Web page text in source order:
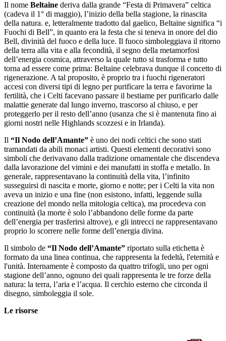
Il nome Beltaine deriva dalla grande “Festa di Primavera” celtica
(cadeva il 1° di maggio), l’inizio della bella stagione, la rinascita
della natura. e, letteralmente tradotto dal gaelico, Beltaine significa “i
Fuochi di Bell”, in quanto era la festa che si teneva in onore del dio
Bell, divinità del fuoco e della luce. Il fuoco simboleggiava il ritorno
della terra alla vita e alla fecondità, il segno della metamorfosi
dell’energia cosmica, attraverso la quale tutto si trasforma e tutto
torna ad essere come prima: Beltaine celebrava dunque il concetto di
rigenerazione. A tal proposito, è proprio tra i fuochi rigeneratori
accesi con diversi tipi di legno per purificare la terra e favorirne la
fertilità, che i Celti facevano passare il bestiame per purificarlo dalle
malattie generate dal lungo inverno, trascorso al chiuso, e per
proteggerlo per il resto dell’anno (usanza che si è mantenuta fino ai
giorni nostri nelle Highlands scozzesi e in Irlanda).
Il “Il Nodo dell’Amante” è uno dei nodi celtici che sono stati
tramandati da abili monaci artisti. Questi elementi decorativi sono
simboli che derivavano dalla tradizione ornamentale che discendeva
dalla lavorazione del vimini e dei manufatti in stoffa e metallo. In
generale, rappresentavano la continuità della vita, l’infinito
susseguirsi di nascita e morte, giorno e notte; per i Celti la vita non
aveva un inizio e una fine (non esistono, infatti, leggende sulla
creazione del mondo nella mitologia celtica), ma procedeva con
continuità (la morte è solo l’abbandono delle forme da parte
dell’energia per trasferirsi altrove), e gli intrecci ne rappresentavano
proprio lo scorrere nelle forme dell’energia divina.
Il simbolo de “Il Nodo dell’Amante” riportato sulla etichetta è
formato da una linea continua, che rappresenta la fedeltà, l'eternità e
l'unità. Internamente è composto da quattro trifogli, uno per ogni
stagione dell’anno, ognuno dei quali rappresenta le tre forze della
natura: la terra, l’aria e l’acqua. Il cerchio esterno che circonda il
disegno, simboleggia il sole.
Le risorse